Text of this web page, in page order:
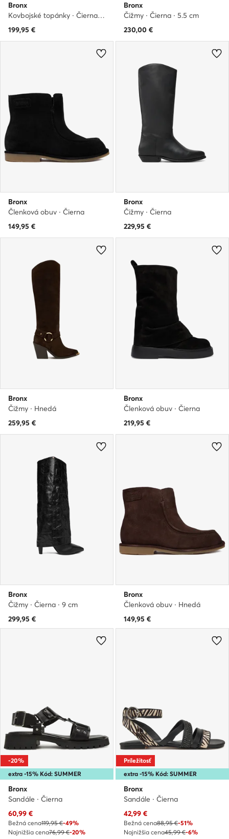
Bronx
Kovbojské topánky · Čierna · 6 cm
199,95 €
Bronx
Čižmy · Čierna · 5.5 cm
230,00 €
Bronx
Členková obuv · Čierna
149,95 €
Bronx
Čižmy · Čierna
229,95 €
Bronx
Čižmy · Hnedá
259,95 €
Bronx
Členková obuv · Čierna
219,95 €
Bronx
Čižmy · Čierna · 9 cm
299,95 €
Bronx
Členková obuv · Hnedá
149,95 €
extra -15% Kód: SUMMER
-20%
Bronx
Sandále · Čierna
Aktuálna cena
60,99 €
Bežná cena119,95 €-49%
Najnižšia cena76,99 €-20%
extra -15% Kód: SUMMER
Príležitosť
Bronx
Sandále · Čierna
Aktuálna cena
42,99 €
Bežná cena88,95 €-51%
Najnižšia cena45,99 €-6%